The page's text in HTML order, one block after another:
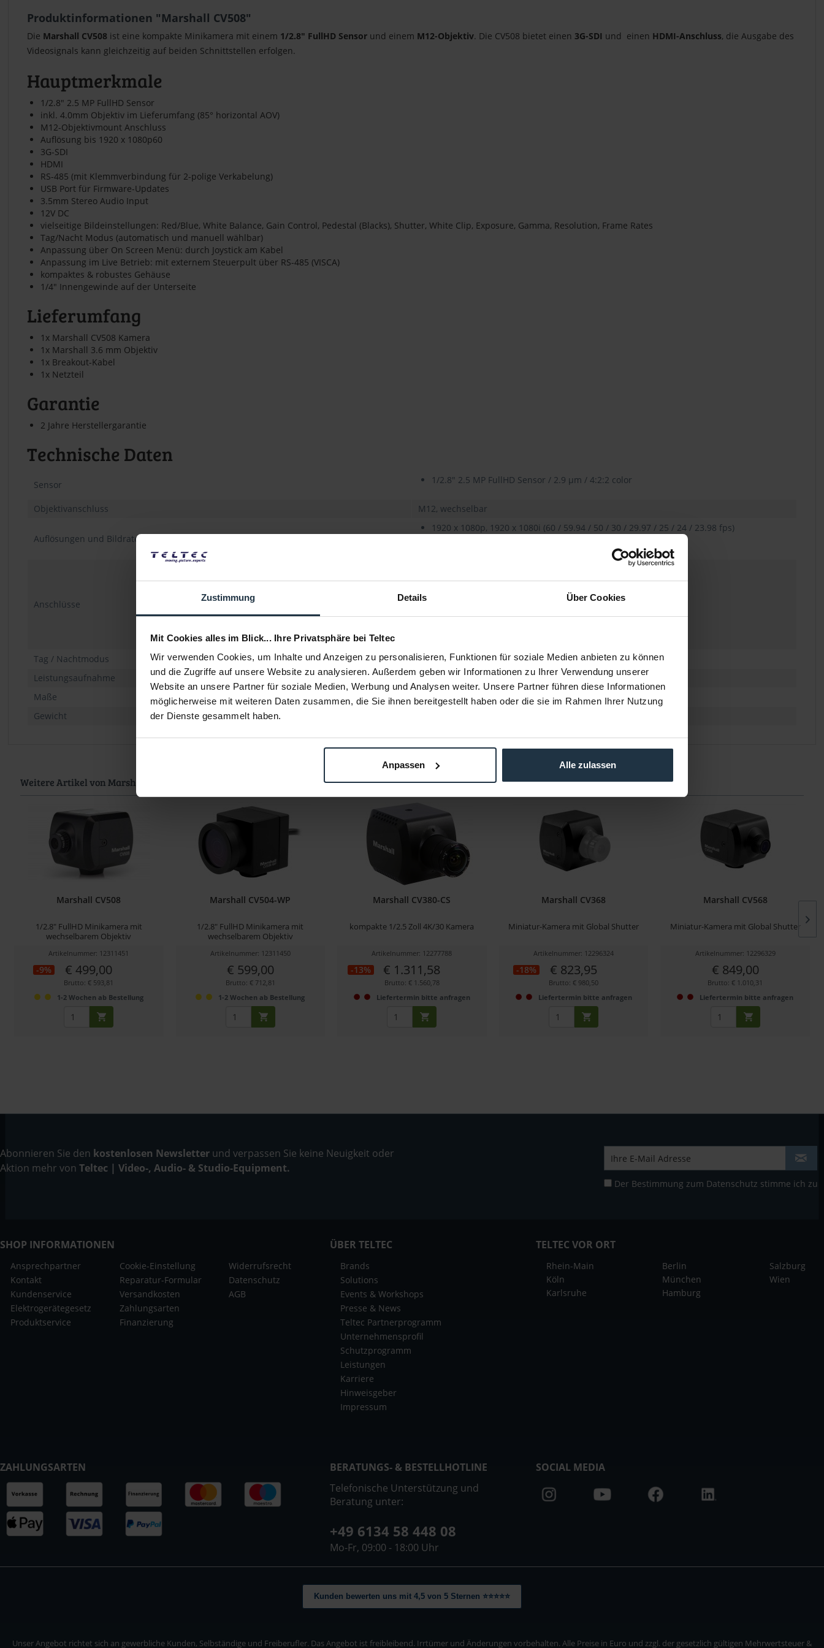
Zustimmung Details Über Cookies
Mit Cookies alles im Blick... Ihre Privatsphäre bei Teltec
Wir verwenden Cookies, um Inhalte und Anzeigen zu personalisieren, Funktionen für soziale Medien anbieten zu können
und die Zugriffe auf unsere Website zu analysieren. Außerdem geben wir Informationen zu Ihrer Verwendung unserer
Website an unsere Partner für soziale Medien, Werbung und Analysen weiter. Unsere Partner führen diese Informationen
möglicherweise mit weiteren Daten zusammen, die Sie ihnen bereitgestellt haben oder die sie im Rahmen Ihrer Nutzung
der Dienste gesammelt haben.
Anpassen Alle zulassen
Produktinformationen "Marshall CV508"
Die Marshall CV508 ist eine kompakte Minikamera mit einem 1/2.8" FullHD Sensor und einem M12-Objektiv. Die CV508 bietet einen 3G-SDI und einen HDMI-Anschluss, die Ausgabe des
Videosignals kann gleichzeitig auf beiden Schnittstellen erfolgen.
Hauptmerkmale
1/2.8" 2.5 MP FullHD Sensor
inkl. 4.0mm Objektiv im Lieferumfang (85° horizontal AOV)
M12-Objektivmount Anschluss
Auflösung bis 1920 x 1080p60
3G-SDI
HDMI
RS-485 (mit Klemmverbindung für 2-polige Verkabelung)
USB Port für Firmware-Updates
3.5mm Stereo Audio Input
12V DC
vielseitige Bildeinstellungen: Red/Blue, White Balance, Gain Control, Pedestal (Blacks), Shutter, White Clip, Exposure, Gamma, Resolution, Frame Rates
Tag/Nacht Modus (automatisch und manuell wählbar)
Anpassung über On Screen Menü: durch Joystick am Kabel
Anpassung im Live Betrieb: mit externem Steuerpult über RS-485 (VISCA)
kompaktes & robustes Gehäuse
1/4" Innengewinde auf der Unterseite
Lieferumfang
1x Marshall CV508 Kamera
1x Marshall 3.6 mm Objektiv
1x Breakout-Kabel
1x Netzteil
Garantie
2 Jahre Herstellergarantie
Technische Daten
Sensor 1/2.8" 2.5 MP FullHD Sensor / 2.9 μm / 4:2:2 color
Objektivanschluss M12, wechselbar
Auflösungen und Bildraten
1920 x 1080p, 1920 x 1080i (60 / 59.94 / 50 / 30 / 29.97 / 25 / 24 / 23.98 fps)
Anschlüsse
HDMI
RS-485 (mit Klemmverbindung für 2-polige Verkabelung)
3.5mm Stereo Audio Input
Tag / Nachtmodus
wählbar zwischen manuell und automatisch
Leistungsaufnahme
6W (12V DC / 500mA)
Maße
47 x 44 x 56 mm
Gewicht
Weitere Artikel von Marshall ansehen
Marshall CV508
1/2.8" FullHD Minikamera mit
wechselbarem Objektiv
Artikelnummer: 12311451
-9% € 499,00
Brutto: € 593,81
1-2 Wochen ab Bestellung
Marshall CV504-WP
1/2.8" FullHD Minikamera mit
wechselbarem Objektiv
Artikelnummer: 12311450
€ 599,00
Brutto: € 712,81
1-2 Wochen ab Bestellung
Marshall CV380-CS
kompakte 1/2.5 Zoll 4K/30 Kamera
Artikelnummer: 12277788
-13% € 1.311,58
Brutto: € 1.560,78
Liefertermin bitte anfragen
Marshall CV368
Miniatur-Kamera mit Global Shutter
Artikelnummer: 12296324
-18% € 823,95
Brutto: € 980,50
Liefertermin bitte anfragen
Marshall CV568
Miniatur-Kamera mit Global Shutter
Artikelnummer: 12296329
€ 849,00
Brutto: € 1.010,31
Liefertermin bitte anfragen
Abonnieren Sie den kostenlosen Newsletter und verpassen Sie keine Neuigkeit oder
Aktion mehr von Teltec | Video-, Audio- & Studio-Equipment.
Der Bestimmung zum Datenschutz stimme ich zu
SHOP INFORMATIONEN
Ansprechpartner
Kontakt
Kundenservice
Elektrogerätegesetz
Produktservice
Cookie-Einstellung
Reparatur-Formular
Versandkosten
Zahlungsarten
Finanzierung
Widerrufsrecht
Datenschutz
AGB
ÜBER TELTEC
Brands
Solutions
Events & Workshops
Presse & News
Teltec Partnerprogramm
Unternehmensprofil
Schutzprogramm
Leistungen
Karriere
Hinweisgeber
Impressum
TELTEC VOR ORT
Rhein-Main
Köln
Karlsruhe
Berlin
München
Hamburg
Salzburg
Wien
ZAHLUNGSARTEN
BERATUNGS- & BESTELLHOTLINE
Telefonische Unterstützung und
Beratung unter:
+49 6134 58 448 08
Mo-Fr, 09:00 - 18:00 Uhr
SOCIAL MEDIA
Kunden bewerten uns mit 4,5 von 5 Sternen ⭐⭐⭐⭐⭐
Unser Angebot richtet sich an gewerbliche Kunden, Selbständige und Freiberufler. Das Angebot ist freibleibend. Irrtümer und Änderungen vorbehalten. Alle Preise in Euro und zzgl. der gesetzlich gültigen Mehrwertsteuer &